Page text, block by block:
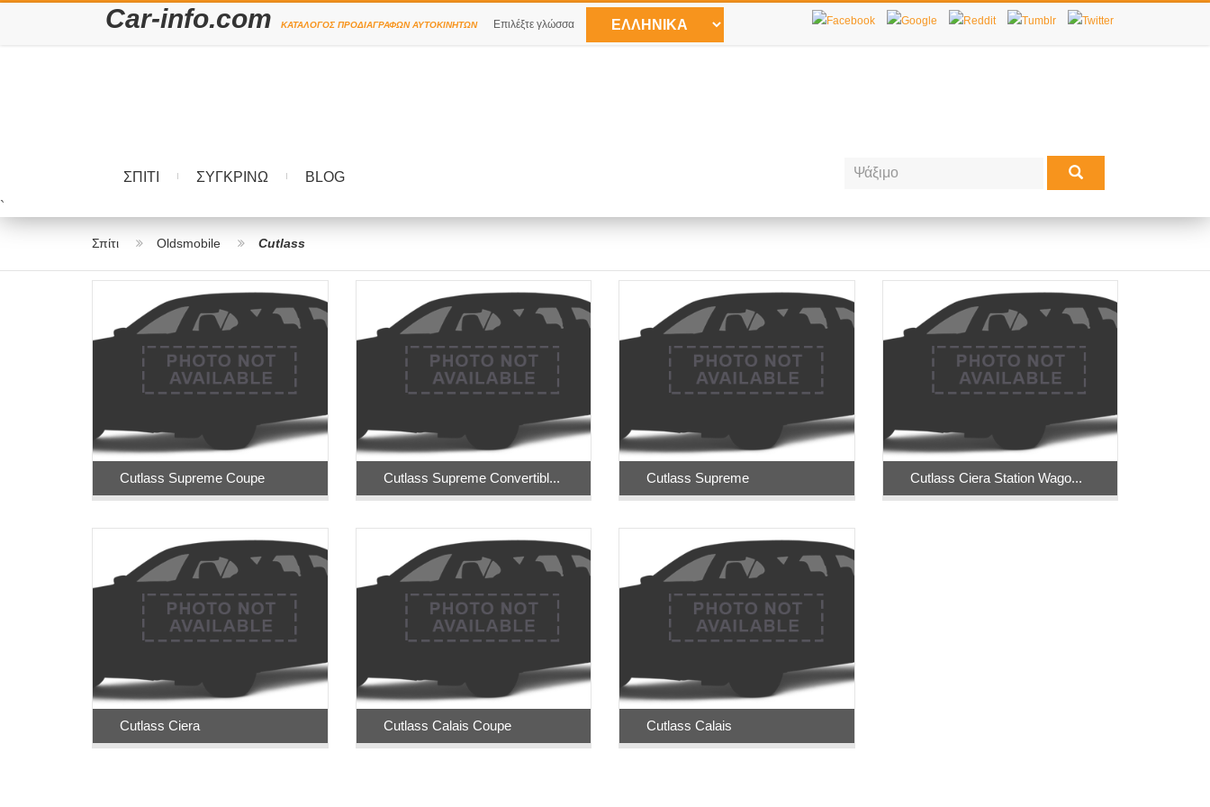
Car-info.com ΚΑΤΆΛΟΓΟΣ ΠΡΟΔΙΑΓΡΑΦΏΝ ΑΥΤΟΚΙΝΉΤΩΝ Επιλέξτε γλώσσα
ΣΠΊΤΙ ΣΥΓΚΡΊΝΩ
BLOG
`
Σπίτι Oldsmobile Cutlass
Cutlass Supreme Coupe Cutlass Supreme Convertibl... Cutlass Supreme Cutlass Ciera Station Wago...
Cutlass Ciera Cutlass Calais Coupe Cutlass Calais